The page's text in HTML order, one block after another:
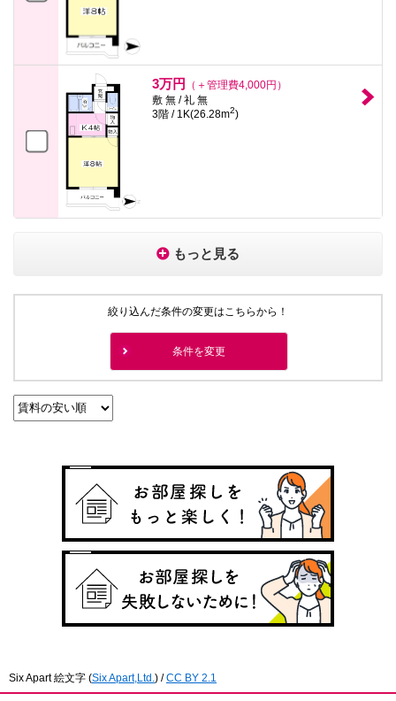
3万円
（＋管理費4,000円）
敷 無 / 礼 無
3階 / 1K(26.28m2)
もっと見る
絞り込んだ条件の変更はこちらから！
条件を変更
Six Apart 絵文字 (Six Apart,Ltd. ) /CC BY 2.1